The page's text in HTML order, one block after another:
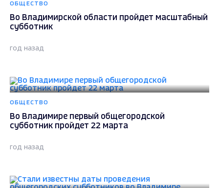
ОБЩЕСТВО
Во Владимирской области пройдет масштабный
субботник
год назад
ОБЩЕСТВО
Во Владимире первый общегородской
субботник пройдет 22 марта
год назад